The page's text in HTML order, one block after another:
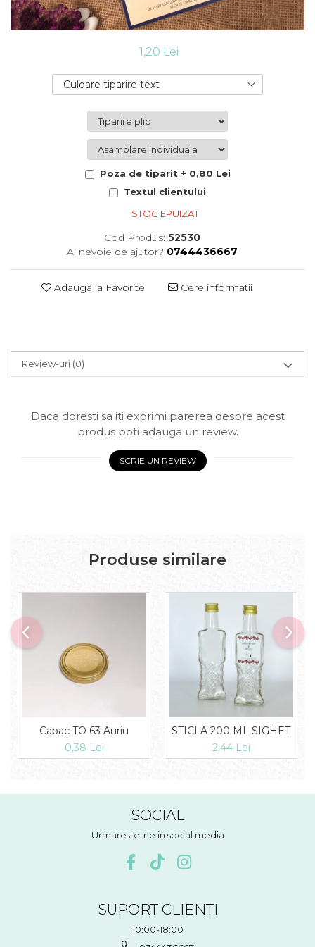
Pungi si cutii prajituri
Sticle si borcane
Cutii flori de hartie
Cutii flori de sapun
Aranjamente tematice
2025 Craciun
2020 Craciun si Anul Nou
Valentine's Day
HOME & OFFICE Deco
1,20 Lei
Culoare tiparire text
Poza de tiparit + 0,80 Lei
Textul clientului
STOC EPUIZAT
Cod Produs: 52530
Ai nevoie de ajutor? 0744436667
Adauga la Favorite Cere informatii
Review-uri (0)
Daca doresti sa iti exprimi parerea despre acest
produs poti adauga un review.
SCRIE UN REVIEW
Produse similare
Capac TO 63 Auriu
0,38 Lei
STICLA 200 ML SIGHET
2,44 Lei
SOCIAL
Urmareste-ne in social media
SUPORT CLIENTI
10:00-18:00